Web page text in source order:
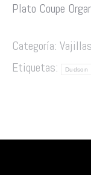
Plato Coupe
Categoría: Vajillas
Etiquetas:
Dudson